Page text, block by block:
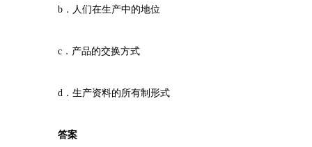
b．人们在生产中的地位
c．产品的交换方式
d．生产资料的所有制形式
答案